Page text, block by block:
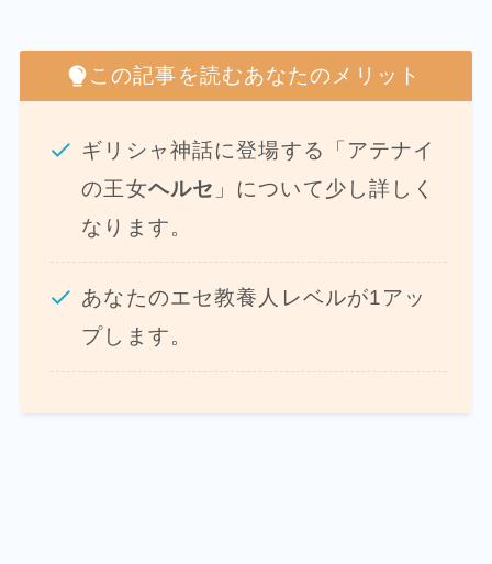
この記事を読むあなたのメリット
ギリシャ神話に登場する「アテナイ
の王女ヘルセ 」について少し詳しく
なります。
あなたのエセ教養人レベルが1アッ
プします。